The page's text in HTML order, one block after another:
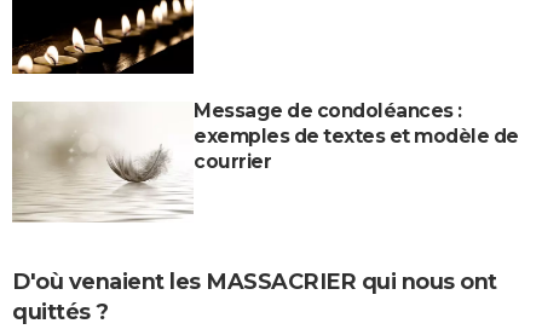
Message de condoléances :
exemples de textes et modèle de
courrier
D'où venaient les MASSACRIER qui nous ont
quittés ?